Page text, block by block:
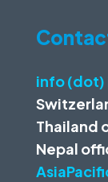
info (dot)
Thailand
Nepal